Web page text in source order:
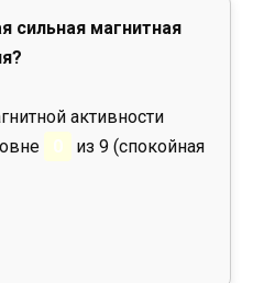
сильная магнитная
активности
0
из 9 (спокойная